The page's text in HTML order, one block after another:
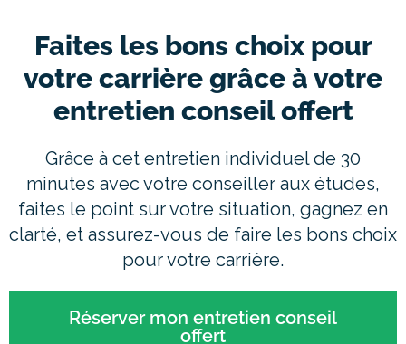
Faites les bons choix pour
votre carrière grâce à votre
entretien conseil offert
Grâce à cet entretien individuel de 30
minutes avec votre conseiller aux études,
faites le point sur votre situation, gagnez en
clarté, et assurez-vous de faire les bons choix
pour votre carrière.
Réserver mon entretien conseil
offert